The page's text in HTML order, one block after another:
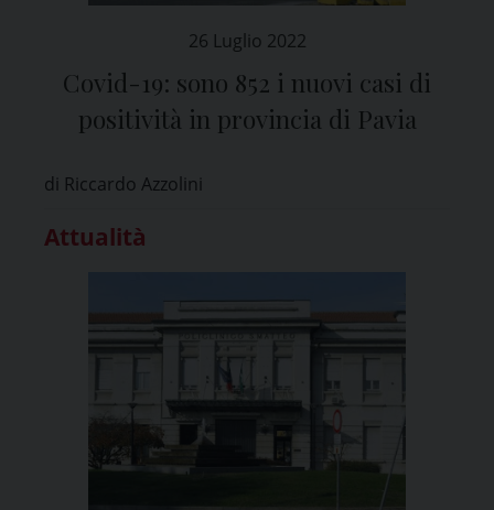
26 Luglio 2022
Covid-19: sono 852 i nuovi casi di
positività in provincia di Pavia
di Riccardo Azzolini
Attualità